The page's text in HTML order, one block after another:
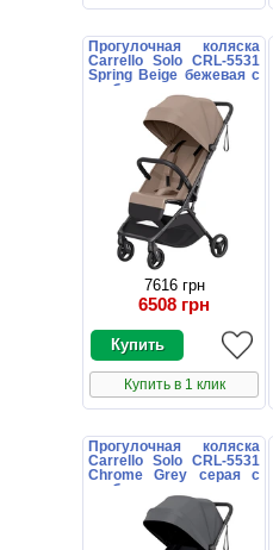
Прогулочная коляска
Carrello Solo CRL-5531
Spring Beige бежевая с
глубоким капюшоном
7616 грн
6508 грн
Купить в 1 клик
Прогулочная коляска
Carrello Solo CRL-5531
Chrome Grey серая с
глубоким капюшоном